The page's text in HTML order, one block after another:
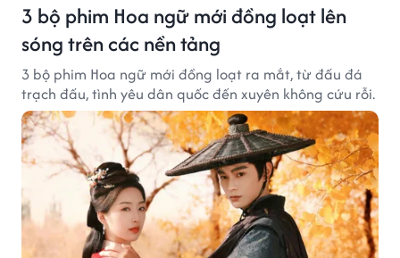
3 bộ phim Hoa ngữ mới đồng loạt lên
sóng trên các nền tảng
3 bộ phim Hoa ngữ mới đồng loạt ra mắt, từ đấu đá
trạch đấu, tình yêu dân quốc đến xuyên không cứu rỗi.